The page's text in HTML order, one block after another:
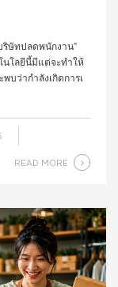
ริษัทปลดพนักงาน”
นโลยีนี้มีแต่จะทำให้
บว่ากำลังเกิดการเ
READ MORE